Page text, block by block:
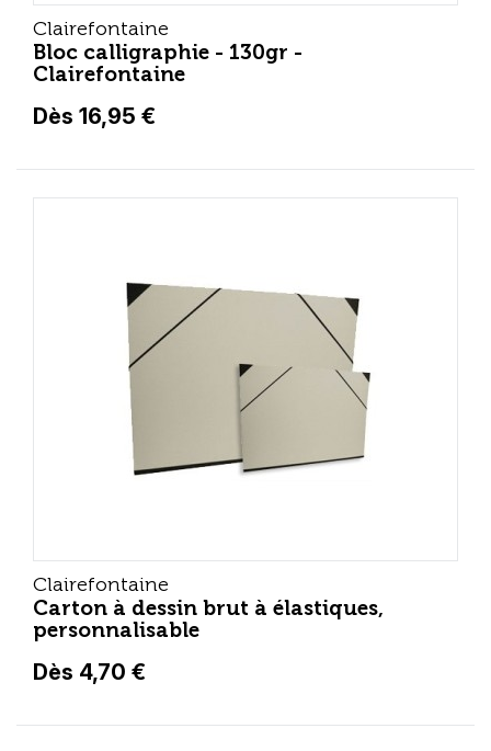
Clairefontaine
Bloc calligraphie - 130gr -
Clairefontaine
Dès 16,95 €
Clairefontaine
Carton à dessin brut à élastiques,
personnalisable
Dès 4,70 €